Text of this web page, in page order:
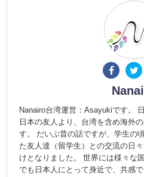
Nanairo台湾運営：Asayukiです。
日本の友人より、台湾を含め海外
す。 だいぶ昔の話ですが、学生の
た友人達（留学生）との交流の日
けとなりました。 世界には様々な
でも日本人にとって身近で、共感